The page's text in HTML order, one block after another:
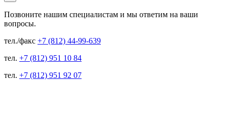
Позвоните нашим специалистам и мы ответим на ваши
вопросы.
тел./факс +7 (812) 44-99-639
тел. +7 (812) 951 10 84
тел. +7 (812) 951 92 07